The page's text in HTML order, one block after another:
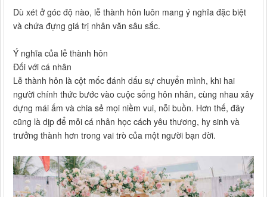
Dù xét ở góc độ nào, lễ thành hôn luôn mang ý nghĩa đặc biệt
và chứa đựng giá trị nhân văn sâu sắc.
Ý nghĩa của lễ thành hôn
Đối với cá nhân
Lễ thành hôn là cột mốc đánh dấu sự chuyển mình, khi hai
người chính thức bước vào cuộc sống hôn nhân, cùng nhau xây
dựng mái ấm và chia sẻ mọi niềm vui, nỗi buồn. Hơn thế, đây
cũng là dịp để mỗi cá nhân học cách yêu thương, hy sinh và
trưởng thành hơn trong vai trò của một người bạn đời.